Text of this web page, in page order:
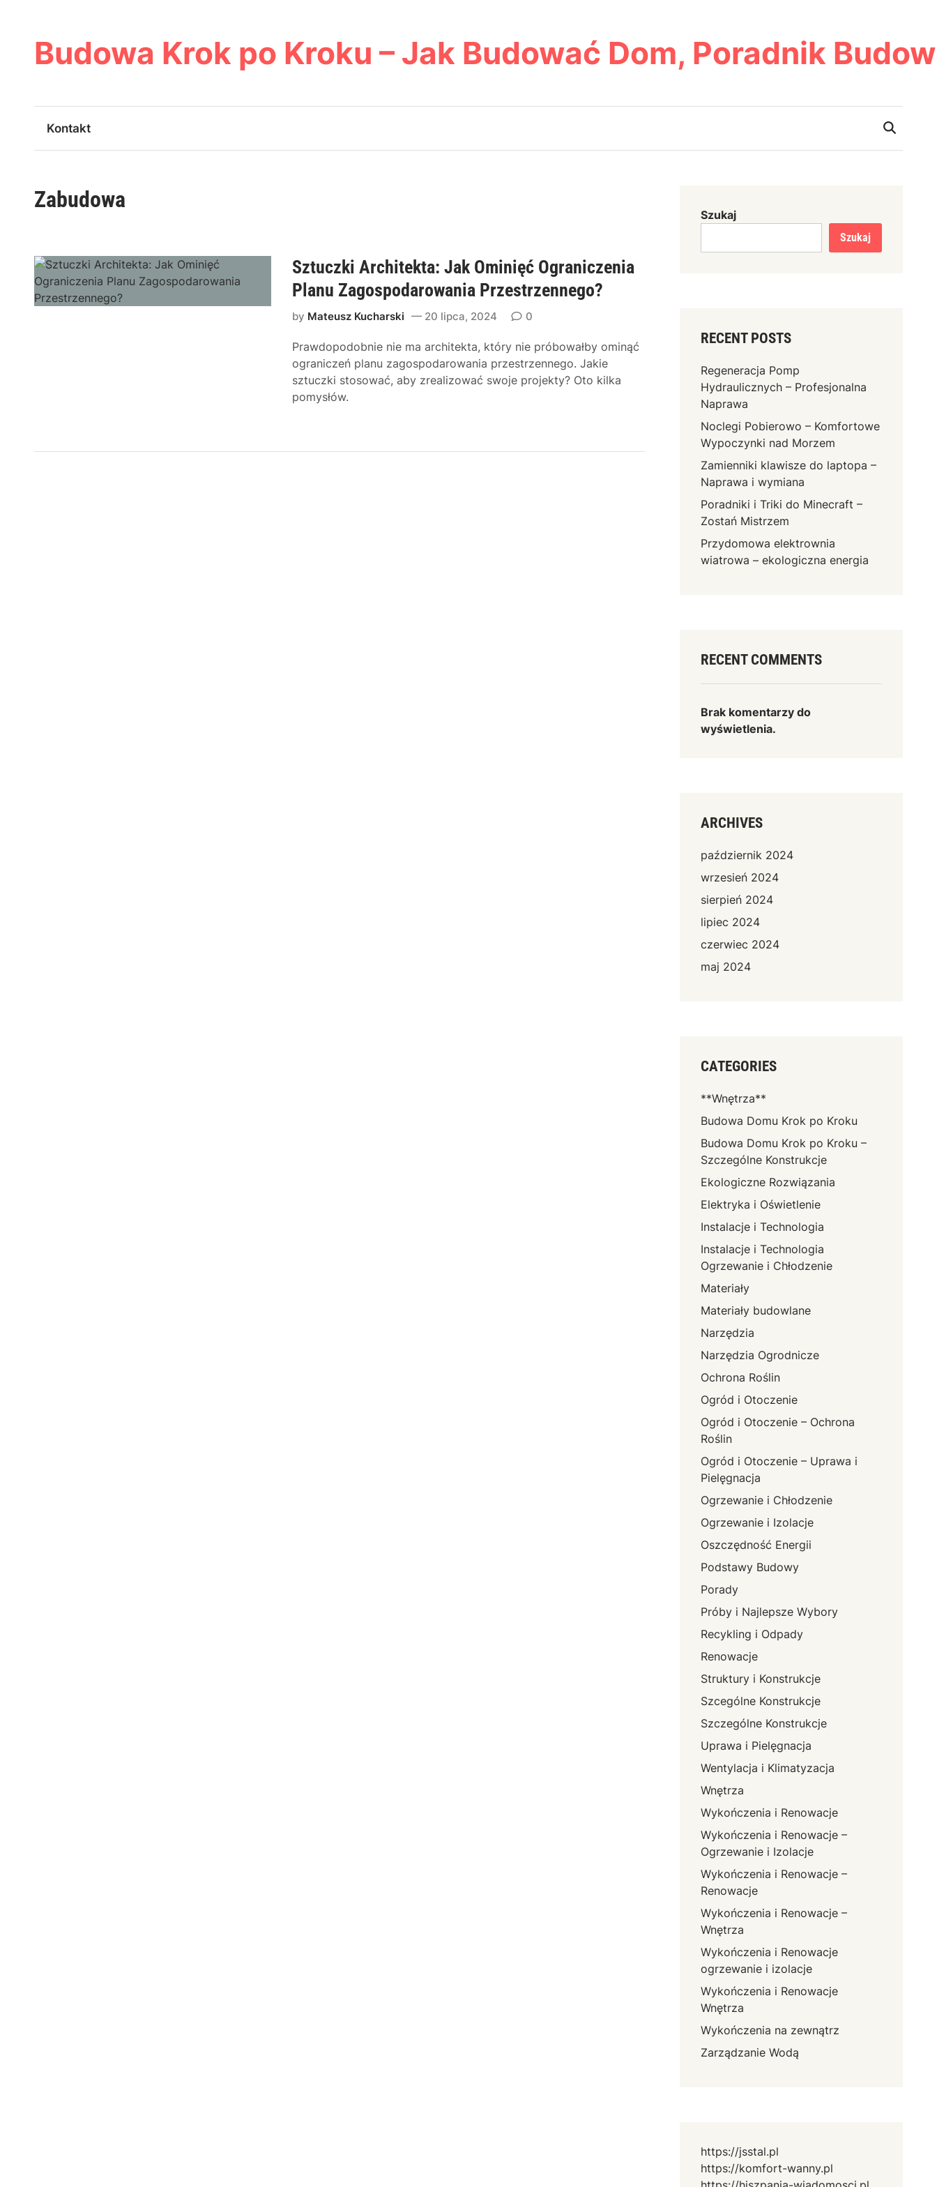
contentBudowa Krok po Kroku – Jak Budować Dom, Poradnik
Kontakt
Zabudowa
Sztuczki Architekta: Jak Ominięć Ograniczenia
Planu Zagospodarowania Przestrzennego?
by Mateusz Kucharski 20 lipca, 2024 0
Prawdopodobnie nie ma architekta, który nie próbowałby ominąć
ograniczeń planu zagospodarowania przestrzennego. Jakie
sztuczki stosować, aby zrealizować swoje projekty? Oto kilka
pomysłów.
Szukaj
Szukaj
RECENT POSTS
Regeneracja Pomp
Hydraulicznych – Profesjonalna
Naprawa
Noclegi Pobierowo – Komfortowe
Wypoczynki nad Morzem
Zamienniki klawisze do laptopa –
Naprawa i wymiana
Poradniki i Triki do Minecraft –
Zostań Mistrzem
Przydomowa elektrownia
wiatrowa – ekologiczna energia
RECENT COMMENTS
Brak komentarzy do
wyświetlenia.
ARCHIVES
październik 2024
wrzesień 2024
sierpień 2024
lipiec 2024
czerwiec 2024
maj 2024
CATEGORIES
**Wnętrza**
Budowa Domu Krok po Kroku
Budowa Domu Krok po Kroku –
Szczególne Konstrukcje
Ekologiczne Rozwiązania
Elektryka i Oświetlenie
Instalacje i Technologia
Instalacje i Technologia
Ogrzewanie i Chłodzenie
Materiały
Materiały budowlane
Narzędzia
Narzędzia Ogrodnicze
Ochrona Roślin
Ogród i Otoczenie
Ogród i Otoczenie – Ochrona
Roślin
Ogród i Otoczenie – Uprawa i
Pielęgnacja
Ogrzewanie i Chłodzenie
Ogrzewanie i Izolacje
Oszczędność Energii
Podstawy Budowy
Porady
Próby i Najlepsze Wybory
Recykling i Odpady
Renowacje
Struktury i Konstrukcje
Szcególne Konstrukcje
Szczególne Konstrukcje
Uprawa i Pielęgnacja
Wentylacja i Klimatyzacja
Wnętrza
Wykończenia i Renowacje
Wykończenia i Renowacje –
Ogrzewanie i Izolacje
Wykończenia i Renowacje –
Renowacje
Wykończenia i Renowacje –
Wnętrza
Wykończenia i Renowacje
ogrzewanie i izolacje
Wykończenia i Renowacje
Wnętrza
Wykończenia na zewnątrz
Zarządzanie Wodą
https://jsstal.pl
https://komfort-wanny.pl